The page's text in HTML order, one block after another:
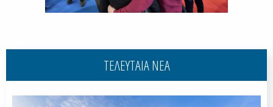
ΤΕΛΕΥΤΑΙΑ ΝΕΑ